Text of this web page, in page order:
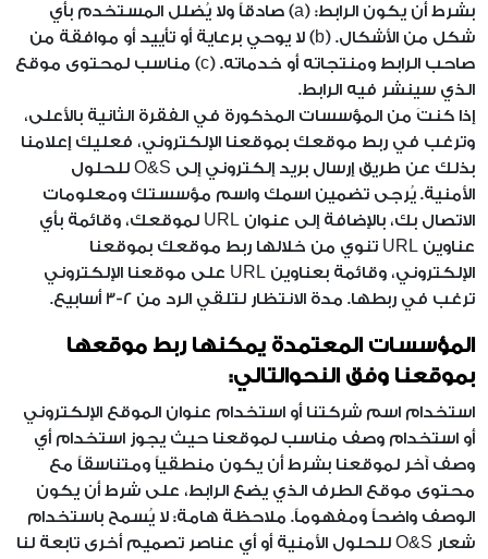
بشرط أن يكون الرابط: (a) صادقاً ولا يُضلل المستخدم بأي
شكل من الأشكال. (b) لا يوحي برعاية أو تأييد أو موافقة من
صاحب الرابط ومنتجاته أو خدماته. (c) مناسب لمحتوى موقع
الذي سينشر فيه الرابط.
إذا كنتَ من المؤسسات المذكورة في الفقرة الثانية بالأعلى،
وترغب في ربط موقعك بموقعنا الإلكتروني، فعليك إعلامنا
بذلك عن طريق إرسال بريد إلكتروني إلى O&S للحلول
الأمنية. يُرجى تضمين اسمك واسم مؤسستك ومعلومات
الاتصال بك، بالإضافة إلى عنوان URL لموقعك، وقائمة بأي
عناوين URL تنوي من خلالها ربط موقعك بموقعنا
الإلكتروني، وقائمة بعناوين URL على موقعنا الإلكتروني
ترغب في ربطها. مدة الانتظار لتلقي الرد من 2-3 أسابيع.
المؤسسات المعتمدة يمكنها ربط موقعها
بموقعنا وفق النحوالتالي:
استخدام اسم شركتنا أو استخدام عنوان الموقع الإلكتروني
أو استخدام وصف مناسب لموقعنا حيث يجوز استخدام أي
وصف آخر لموقعنا بشرط أن يكون منطقياً ومتناسقاً مع
محتوى موقع الطرف الذي يضع الرابط، على شرط أن يكون
الوصف واضحاً ومفهوماً. ملاحظة هامة: لا يُسمح باستخدام
شعار O&S للحلول الأمنية أو أي عناصر تصميم أخرى تابعة لنا